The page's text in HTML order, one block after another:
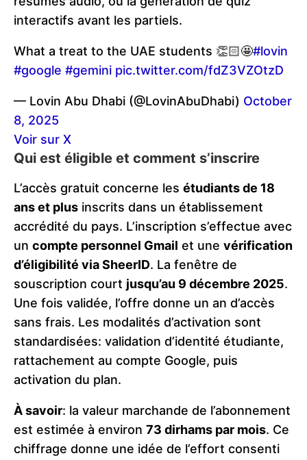
interactifs avant les partiels.
What a treat to the UAE students 👏🏻🤩#lovin
#google #gemini pic.twitter.com/fdZ3VZOtzD
— Lovin Abu Dhabi (@LovinAbuDhabi) October
8, 2025
Voir sur X
Qui est éligible et comment s’inscrire
L’accès gratuit concerne les étudiants de 18
ans et plus inscrits dans un établissement
accrédité du pays. L’inscription s’effectue avec
un compte personnel Gmail et une vérification
d’éligibilité via SheerID. La fenêtre de
souscription court jusqu’au 9 décembre 2025.
Une fois validée, l’offre donne un an d’accès
sans frais. Les modalités d’activation sont
standardisées: validation d’identité étudiante,
rattachement au compte Google, puis
activation du plan.
À savoir: la valeur marchande de l’abonnement
est estimée à environ 73 dirhams par mois. Ce
chiffrage donne une idée de l’effort consenti